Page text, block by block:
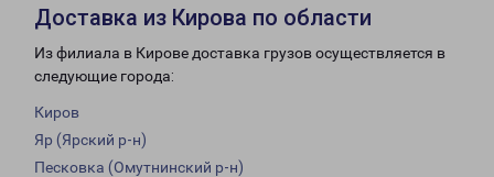
Доставка из Кирова по области
Из филиала в Кирове доставка грузов осуществляется в
следующие города:
Киров
Яр (Ярский р-н)
Песковка (Омутнинский р-н)